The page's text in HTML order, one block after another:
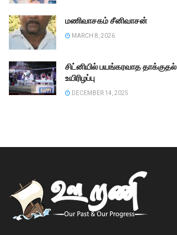
மணிவாசகம் சீனிவாசன்
MARCH 8, 2026
சிட்னியில் பயங்கரவாத
உயிரிழப்பு
DECEMBER 14, 2025